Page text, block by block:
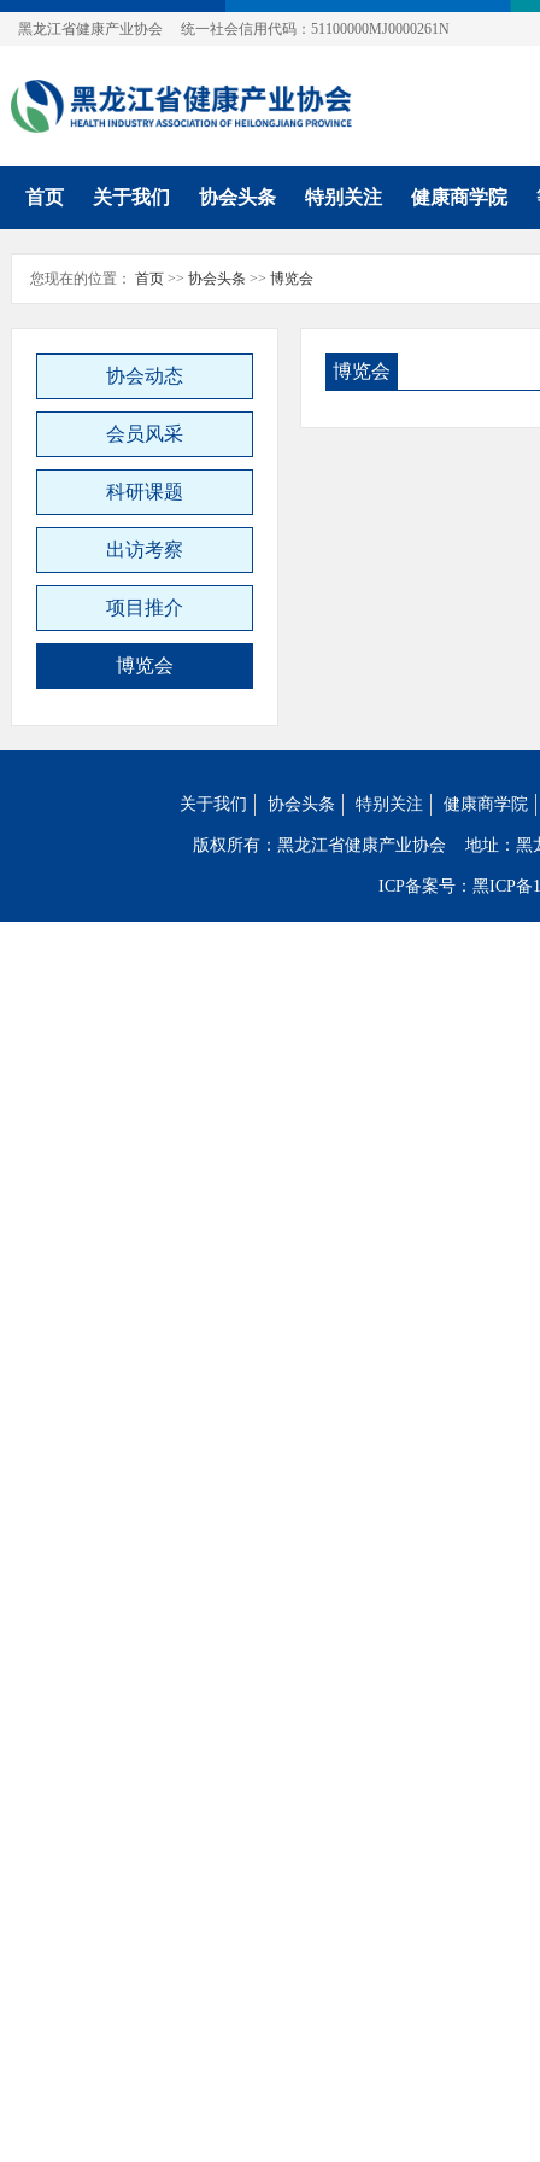
黑龙江省健康产业协会 统一社会信用代码：51100000MJ0000261N
首页 关于我们 协会头条 特别关注 健康商学院
您现在的位置： 首页 >> 协会头条 >> 博览会
协会动态
会员风采
科研课题
出访考察
项目推介
博览会
博览会
关于我们 协会头条 特别关注 健康商学院
版权所有：黑龙江省健康产业协会 地址：黑
ICP备案号：黑ICP备